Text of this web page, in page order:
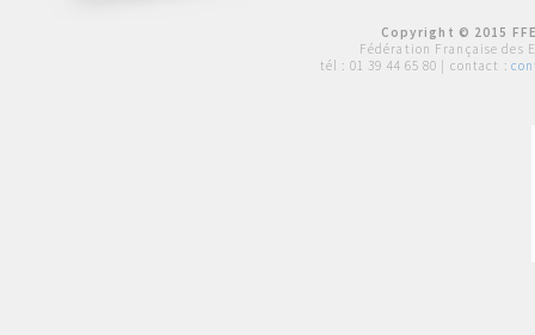
Copyright © 2015
Fédération Française des
tél : 01 39 44 65 80 | contact :